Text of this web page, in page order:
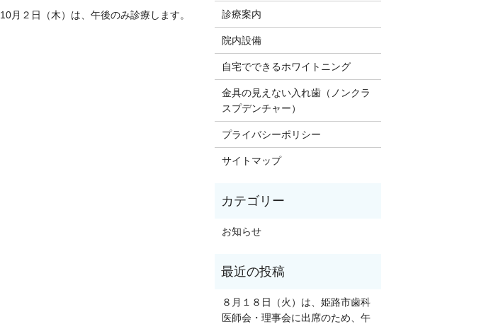
10月２日（木）は、午後のみ診療します。 診療案内
院内設備
自宅でできるホワイトニング
金具の見えない入れ歯（ノンクラ
スプデンチャー）
プライバシーポリシー
サイトマップ
お知らせ
８月１８日（火）は、姫路市歯科
医師会・理事会に出席のため、午